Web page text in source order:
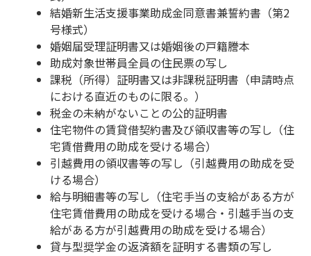
結婚新生活支援事業助成金同意書兼誓約書（第2
号様式）
婚姻届受理証明書又は婚姻後の戸籍謄本
助成対象世帯員全員の住民票の写し
課税（所得）証明書又は非課税証明書（申請時点
における直近のものに限る。）
税金の未納がないことの公的証明書
住宅物件の賃貸借契約書及び領収書等の写し（住
宅賃借費用の助成を受ける場合）
引越費用の領収書等の写し（引越費用の助成を受
ける場合）
給与明細書等の写し（住宅手当の支給がある方が
住宅賃借費用の助成を受ける場合・引越手当の支
給がある方が引越費用の助成を受ける場合）
貸与型奨学金の返済額を証明する書類の写し